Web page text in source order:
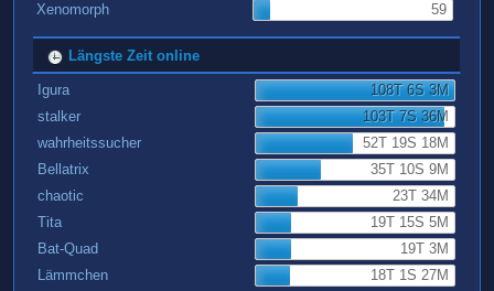
Xenomorph
59
Längste Zeit online
Igura
108T 6S 3M
stalker
103T 7S 36M
wahrheitssucher
52T 19S 18M
Bellatrix
35T 10S 9M
chaotic
23T 34M
Tita
19T 15S 5M
Bat-Quad
19T 3M
Lämmchen
18T 1S 27M